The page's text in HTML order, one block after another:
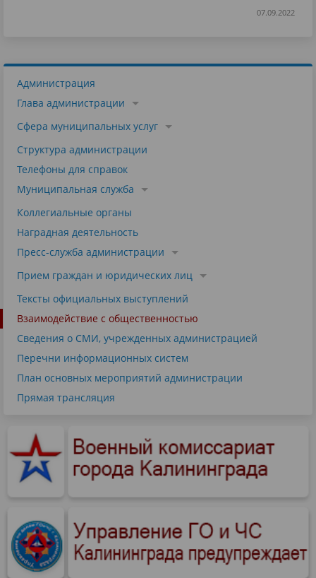
07.09.2022
Администрация
Глава администрации
Сфера муниципальных услуг
Структура администрации
Телефоны для справок
Муниципальная служба
Коллегиальные органы
Наградная деятельность
Пресс-служба администрации
Прием граждан и юридических лиц
Тексты официальных выступлений
Взаимодействие с общественностью
Сведения о СМИ, учрежденных администрацией
Перечни информационных систем
План основных мероприятий администрации
Прямая трансляция